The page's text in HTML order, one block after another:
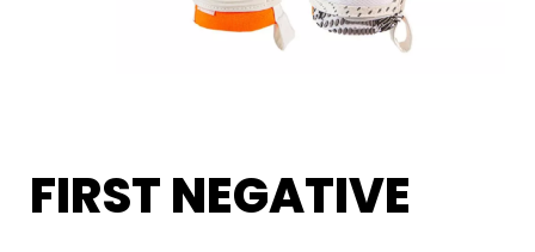
FIRST NEGATIVE